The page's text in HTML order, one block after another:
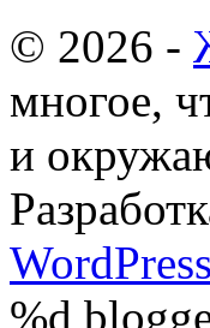
© 2026 -
многое,
и
WordPress
%d